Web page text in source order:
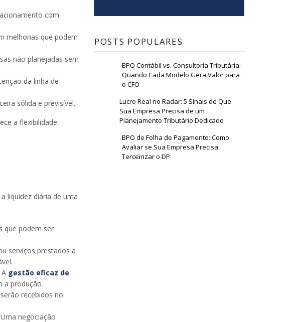
com
melhorias que podem
não planejadas sem
da linha de
sólida e previsível.
a flexibilidade
liquidez diária de uma
que podem ser
serviços prestados a
gestão eficaz de
a produção.
recebidos no
negociação
POSTS POPULARES
BPO Contábil vs. Consultoria Tributária:
Quando Cada Modelo Gera Valor para
o CFO
Lucro Real no Radar: 5 Sinais de Que
Sua Empresa Precisa de um
Planejamento Tributário Dedicado
BPO de Folha de Pagamento: Como
Avaliar se Sua Empresa Precisa
Terceirizar o DP